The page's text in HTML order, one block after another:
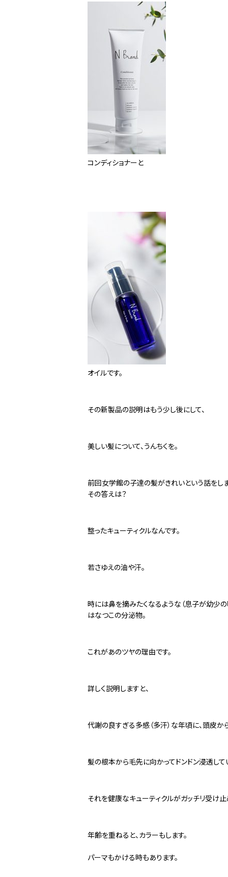
コンディショナーと
オイルです。
その新製品の説明はもう少し後にして、
美しい髪について、うんちくを。
前回女学館の子達の髪がきれいという話をし
その答えは？
整ったキューティクルなんです。
若さゆえの油や汗。
時には鼻を摘みたくなるような（息子が幼少
はなつこの分泌物。
これがあのツヤの理由です。
詳しく説明しますと、
代謝の良すぎる多感（多汗）な年頃に、頭皮
髪の根本から毛先に向かってドンドン浸透して
それを健康なキューティクルがガッチリ受け止
年齢を重ねると、カラーもします。
パーマもかける時もあります。